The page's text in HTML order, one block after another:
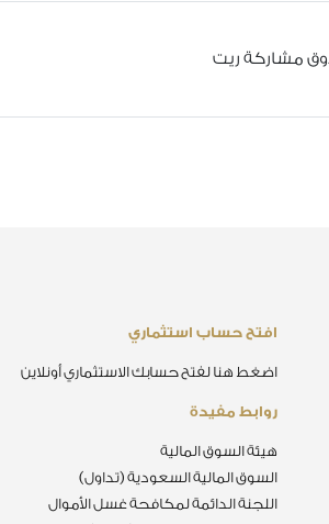
مشاركة ريت
افتح حساب استثماري
اضغط هنا لفتح حسابك الاستثماري أونلاين
روابط مفيدة
هيئة السوق المالية
السوق المالية السعودية (تداول)
اللجنة الدائمة لمكافحة غسل الأموال